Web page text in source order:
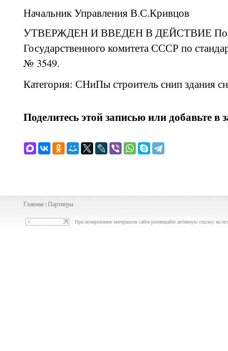
Начальник Управления В.С.Кривцов
УТВЕРЖДЕН И ВВЕДЕН В ДЕЙСТВИЕ
Государственного комитета СССР по
№ 3549.
Категория: СНиПы строитель снип здания
Поделитесь этой записью или добавьте в
Главная |Партнеры
При копировании материалов сайта размещайте активную ссылку на